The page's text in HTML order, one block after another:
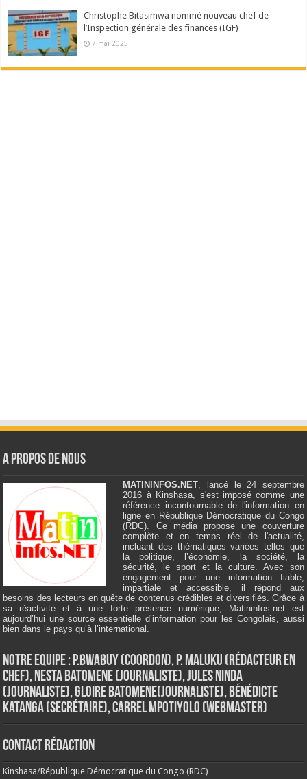
Christophe Bitasimwa nommé nouveau chef de
l’Inspection générale des finances (IGF)
7 mai 2025
A Propos de Nous
MATININFOS.NET, lancé le 24 septembre
2016 à Kinshasa, s'est imposé comme une
référence incontournable de l'information en
ligne en République Démocratique du Congo
(RDC). Ce média propose une couverture
complète et en temps réel de l'actualité,
incluant des thématiques variées telles que
la politique, l’économie, la société, la
sécurité, le sport et la culture. Avec son
engagement pour une information fiable,
impartiale et accessible, il répond aux
besoins des lecteurs en quête de contenus crédibles et diversifiés. Grâce à
sa réactivité et à une forte présence numérique, Matininfos.net est
aujourd’hui une source essentielle d’information pour les Congolais, aussi
bien dans le pays qu’à l’international.
Notre Equipe : P.Bwabuy (Coordon), P. Maluku (Rédacteur en
Chef), Nesta Batomene (Journaliste), Jules Ninda
(Journaliste), Gloire Batomene(Journaliste), Bénédicte
Katanga (Secrétaire), Carrel Mpotiyolo (Webmaster)
Contact Rédaction
Kinshasa/République Démocratique du Congo (RDC)